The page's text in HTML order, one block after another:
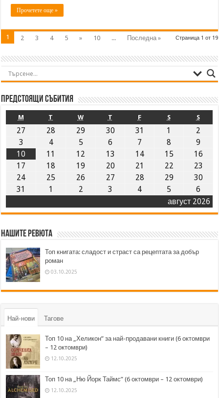
Прочетете още »
Страница 1 от 19
1 2 3 4 5 » 10 ... Последна »
Предстоящи събития
август 2026
M T W T F S S
27 28 29 30 31 1
2
3
4 5 6 7 8
9
10
11 12 13 14 15
16
17
18 19 20 21 22
23
24
25 26 27 28 29
30
31
1 2 3 4 5 6
Нашите ревюта
Топ книгата: сладост и страст са рецептата за добър
роман
03.10.2025
Най-нови Тагове
Топ 10 на „Хеликон” за най-продавани книги (6 октомври
– 12 октомври)
12.10.2025
Топ 10 на „Ню Йорк Таймс” (6 октомври – 12 октомври)
12.10.2025